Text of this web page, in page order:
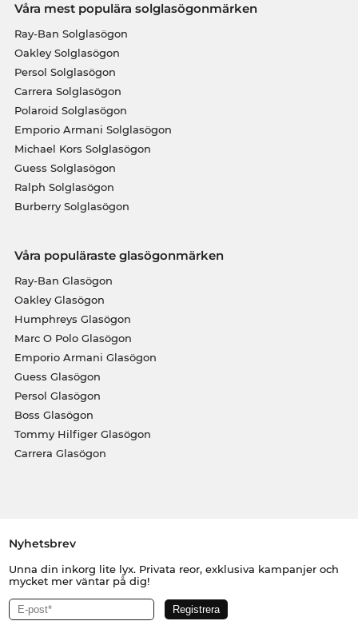
Våra mest populära solglasögonmärken
Ray-Ban Solglasögon
Oakley Solglasögon
Persol Solglasögon
Carrera Solglasögon
Polaroid Solglasögon
Emporio Armani Solglasögon
Michael Kors Solglasögon
Guess Solglasögon
Ralph Solglasögon
Burberry Solglasögon
Våra populäraste glasögonmärken
Ray-Ban Glasögon
Oakley Glasögon
Humphreys Glasögon
Marc O Polo Glasögon
Emporio Armani Glasögon
Guess Glasögon
Persol Glasögon
Boss Glasögon
Tommy Hilfiger Glasögon
Carrera Glasögon
Nyhetsbrev
Unna din inkorg lite lyx. Privata reor, exklusiva kampanjer och
mycket mer väntar på dig!